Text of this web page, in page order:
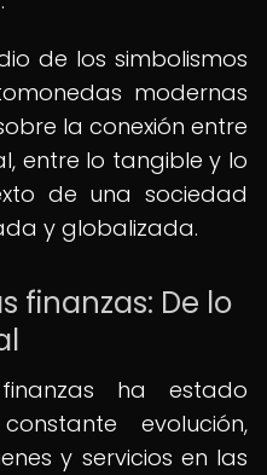
de los simbolismos
modernas
la conexión entre
entre lo tangible y lo
de una sociedad
y globalizada.
finanzas: De lo
ha estado
evolución,
y servicios en las